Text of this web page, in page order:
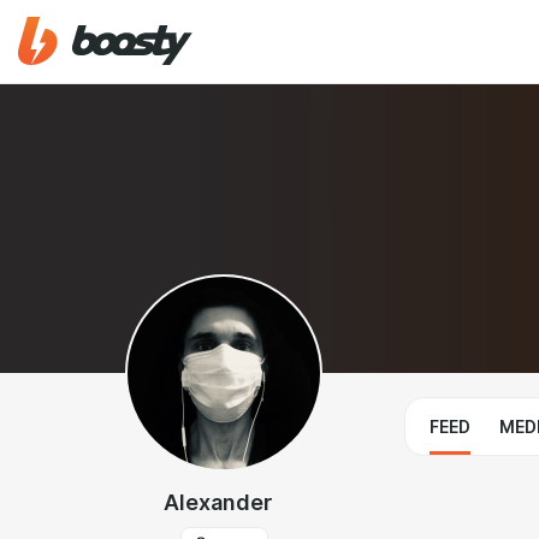
Alexander
FEED